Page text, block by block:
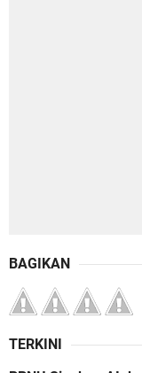
BAGIKAN
TERKINI